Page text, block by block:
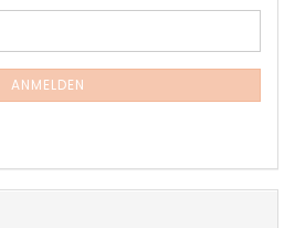
ANMELDEN